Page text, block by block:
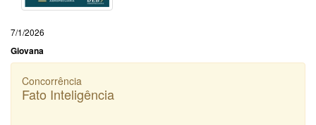
7/1/2026
Giovana
Concorrência
Fato Inteligência